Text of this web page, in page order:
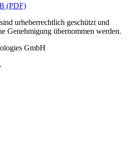
(PDF)
urheberrechtlich geschützt und
Genehmigung übernommen werden.
GmbH